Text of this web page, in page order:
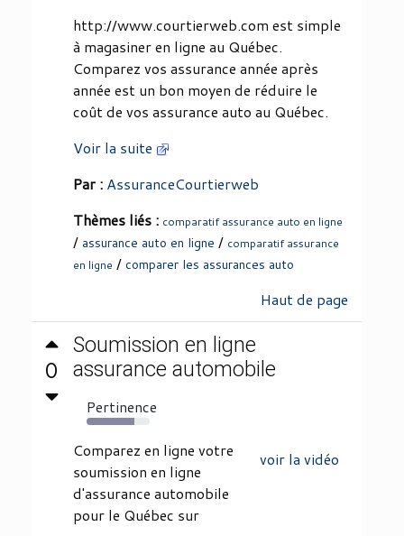
http://www.courtierweb.com est simple
à magasiner en ligne au Québec.
Comparez vos assurance année après
année est un bon moyen de réduire le
coût de vos assurance auto au Québec.
Voir la suite
Par : AssuranceCourtierweb
Thèmes liés : comparatif assurance auto en ligne
/ assurance auto en ligne / comparatif assurance
en ligne / comparer les assurances auto
Haut de page
0
Soumission en ligne
assurance automobile
Pertinence
75%
voir la vidéo
Comparez en ligne votre
soumission en ligne
d'assurance automobile
pour le Québec sur